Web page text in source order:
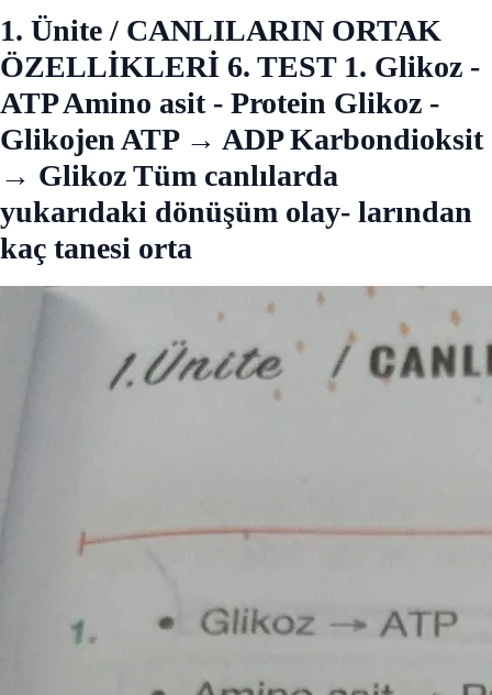
1. Ünite / CANLILARIN ORTAK
ÖZELLİKLERİ 6. TEST 1. Glikoz -
ATP Amino asit - Protein Glikoz -
Glikojen ATP → ADP Karbondioksit
→ Glikoz Tüm canlılarda
yukarıdaki dönüşüm olay- larından
kaç tanesi orta